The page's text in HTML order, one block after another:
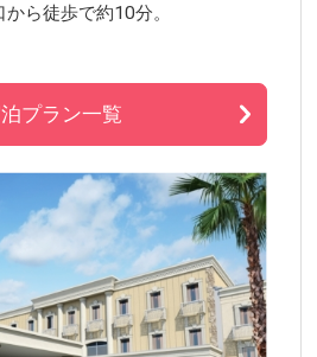
から徒歩で約10分。
プラン一覧